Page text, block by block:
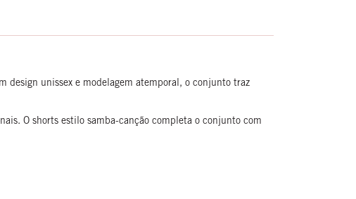
design unissex e modelagem atemporal, o conjunto traz
O shorts estilo samba-canção completa o conjunto com